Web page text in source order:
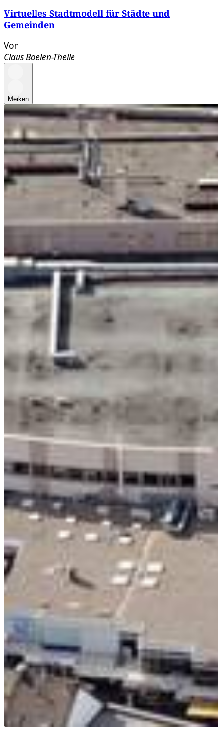
Virtuelles Stadtmodell für Städte und
Gemeinden
Von
Claus Boelen-Theile
Merken